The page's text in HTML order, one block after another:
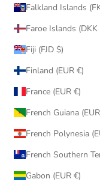
Fiji (FJD $)
Finland (EUR €)
France (EUR €)
Gabon (EUR €)